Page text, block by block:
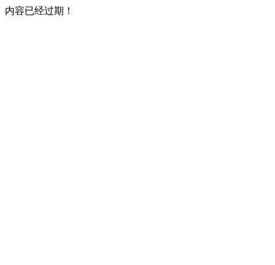
内容已经过期！